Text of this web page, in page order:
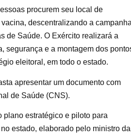
procurem seu local de
descentralizando a
de Saúde. O Exército realizará a
segurança e a montagem dos
eleitoral, em todo o estado.
apresentar um documento com
de Saúde (CNS).
plano estratégico e piloto para
estado, elaborado pelo ministro da